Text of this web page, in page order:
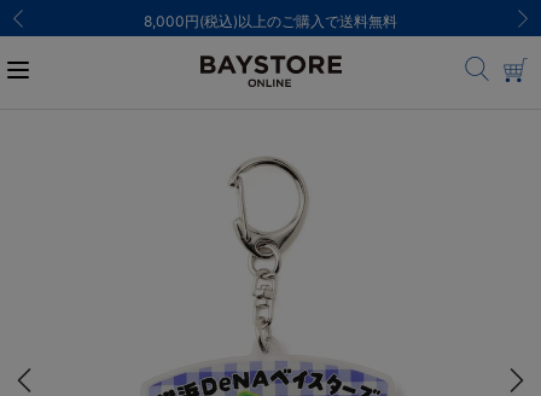
ご注文集中による発送についてのお知らせ